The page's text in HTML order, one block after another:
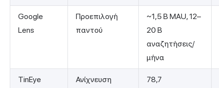
Google
Lens
Προεπιλογή
παντού
~1,5 B MAU, 12–
20 B
αναζητήσεις/
μήνα
TinEye
Ανίχνευση
78,7